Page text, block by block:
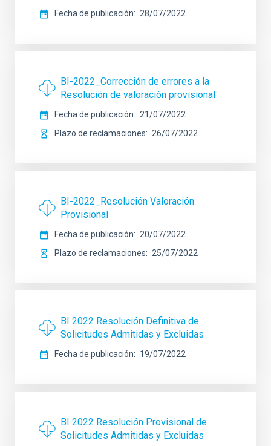
Fecha de publicación 28/07/2022
BI-2022_Corrección de errores a la
Resolución de valoración provisional
Fecha de publicación
21/07/2022
Plazo de reclamaciones
26/07/2022
BI-2022_Resolución Valoración
Provisional
Fecha de publicación
20/07/2022
Plazo de reclamaciones
25/07/2022
BI 2022 Resolución Definitiva de
Solicitudes Admitidas y Excluidas
Fecha de publicación 19/07/2022
BI 2022 Resolución Provisional de
Solicitudes Admitidas y Excluidas